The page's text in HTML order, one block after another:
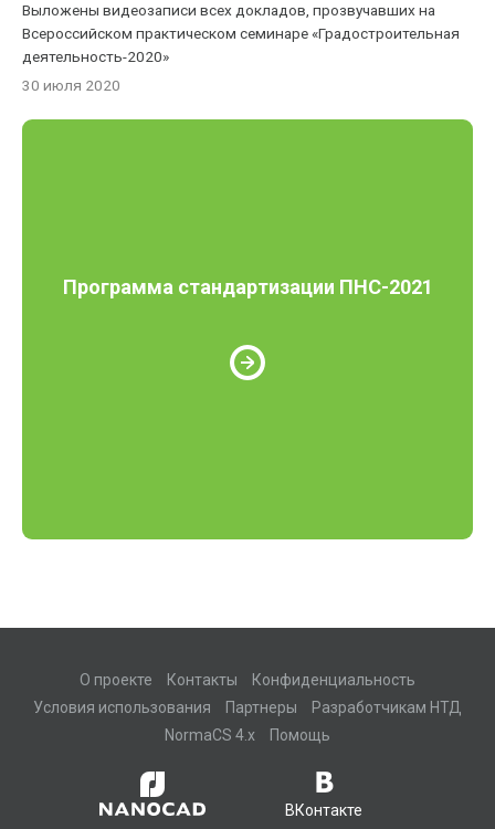
Выложены видеозаписи всех докладов, прозвучавших на
Всероссийском практическом семинаре «Градостроительная
деятельность-2020»
30 июля 2020
Программа стандартизации ПНС-2021
О проекте Контакты
Конфиденциальность
Условия использования
Партнеры
Разработчикам НТД
NormaCS 4.x
Помощь
ВКонтакте